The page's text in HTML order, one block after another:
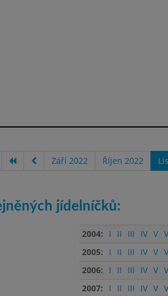
Září 2022 Říjen 2022
jídelníčků:
2004: I II III IV V
2005:
I II III IV V
2006:
I II III IV V
2007:
I II III IV V